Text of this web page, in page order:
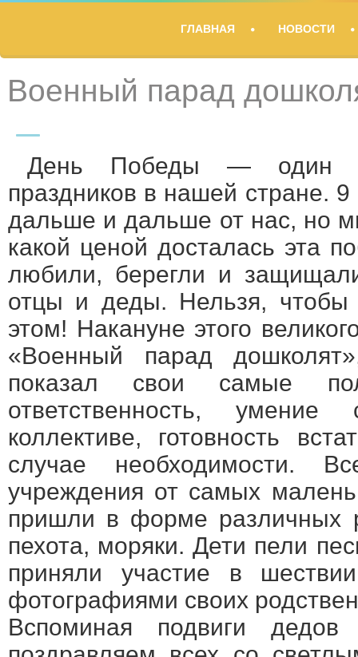
ГЛАВНАЯ НОВОСТИ
Военный парад
День Победы — один
праздников в нашей стране.
дальше и дальше от нас, но
какой ценой досталась эта
любили, берегли и
отцы и деды. Нельзя,
этом! Накануне этого
«Военный парад
показал свои самые
ответственность,
коллективе, готовность
случае необходимости.
учреждения от самых
пришли в форме различных
пехота, моряки. Дети пели
приняли участие в
фотографиями своих
Вспоминая подвиги